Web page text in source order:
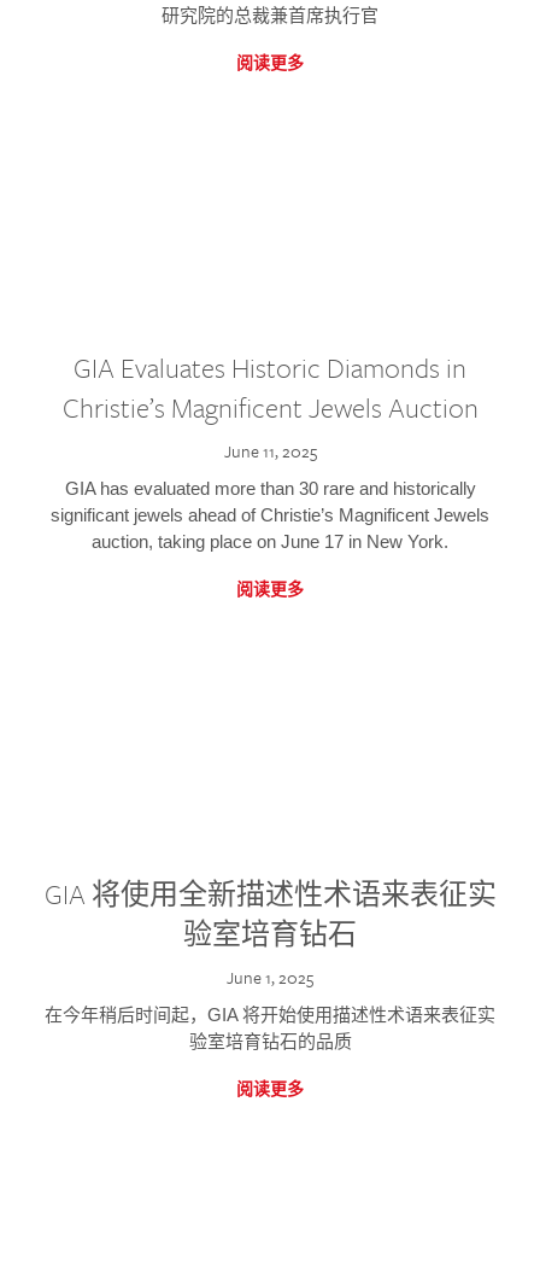
研究院的总裁兼首席执行官
阅读更多
GIA Evaluates Historic Diamonds in
Christie’s Magnificent Jewels Auction
June 11, 2025
GIA has evaluated more than 30 rare and historically
significant jewels ahead of Christie’s Magnificent Jewels
auction, taking place on June 17 in New York.
阅读更多
GIA 将使用全新描述性术语来表征实
验室培育钻石
June 1, 2025
在今年稍后时间起，GIA 将开始使用描述性术语来表征实
验室培育钻石的品质
阅读更多